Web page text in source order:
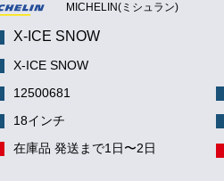
MICHELIN(ミシュラン)
X-ICE SNOW
X-ICE SNOW
12500681
18インチ
在庫品 発送まで1日〜2日